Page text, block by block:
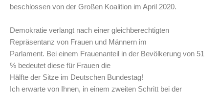
beschlossen von der Großen Koalition im April 2020.
Demokratie verlangt nach einer gleichberechtigten
Repräsentanz von Frauen und Männern im
Parlament. Bei einem Frauenanteil in der Bevölkerung von 51
% bedeutet diese für Frauen die
Hälfte der Sitze im Deutschen Bundestag!
Ich erwarte von Ihnen, in einem zweiten Schritt bei der